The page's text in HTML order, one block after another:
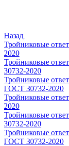
Назад
Тройниковые
2020
Тройниковые
30732-2020
Тройниковые
ГОСТ 30732-2020
Тройниковые
2020
Тройниковые
30732-2020
Тройниковые
ГОСТ 30732-2020